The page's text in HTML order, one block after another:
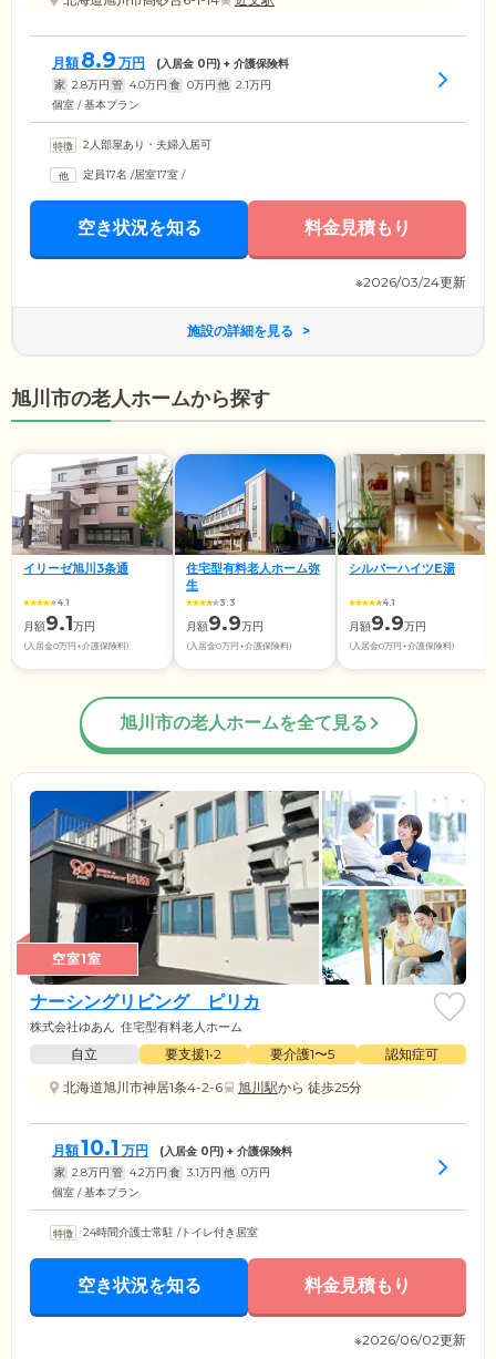
月額 8.9 万円 (入居金 0円) + 介護保険料
家 2.8万円 管 4.0万円 食 0万円 他 2.1万円
個室 / 基本プラン
2人部屋あり・夫婦入居可
定員17名 /居室17室 /
空き状況を知る 料金見積もり
※2026/03/24更新
施設の詳細を見る
旭川市の老人ホームから探す
イリーゼ旭川3条通
4.1
月額9.1万円
(入居金0万円+介護保険料)
住宅型有料老人ホーム弥
生
3.3
月額9.9万円
(入居金0万円+介護保険料)
シルバーハイツE湯
4.1
月額9.9万円
(入居金0万円+介護保険料)
旭川市の老人ホームを全て見る
空室1室
ナーシングリビング ピリカ
株式会社ゆあん 住宅型有料老人ホーム
自立 要支援1•2 要介護1〜5
認知症可
北海道旭川市神居1条4-2-6
旭川駅から 徒歩25分
月額10.1 万円 (入居金 0円) + 介護保険料
家 2.8万円 管 4.2万円 食 3.1万円 他 0万円
個室 / 基本プラン
24時間介護士常駐 /トイレ付き居室
空き状況を知る 料金見積もり
※2026/06/02更新